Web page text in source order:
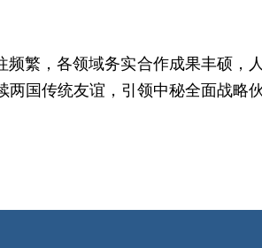
繁，各领域务实合作成果丰硕，
国传统友谊，引领中秘全面战略